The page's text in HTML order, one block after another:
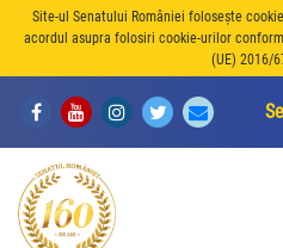
Site-ul Senatului României folosește
acordul asupra folosiri cookie-urilor conform
(UE) 2016/